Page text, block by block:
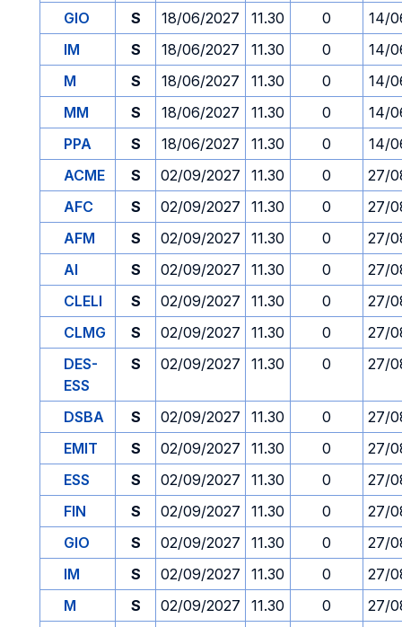
GIO
S 18/06/2027 11.30 0
14/
IM
S 18/06/2027 11.30 0
14/
M
S 18/06/2027 11.30 0
14/
MM
S 18/06/2027 11.30 0
14/
PPA
S 18/06/2027 11.30 0
14/
ACME
S 02/09/2027 11.30 0
27/
AFC
S 02/09/2027 11.30 0
27/
AFM
S 02/09/2027 11.30 0
27/
AI
S 02/09/2027 11.30 0
27/
CLELI
S 02/09/2027 11.30 0
27/
CLMG
S 02/09/2027 11.30 0
27/
DES-
ESS
S 02/09/2027 11.30 0 27/
DSBA S 02/09/2027 11.30 0
27/
EMIT
S 02/09/2027 11.30 0
27/
ESS
S 02/09/2027 11.30 0
27/
FIN
S 02/09/2027 11.30 0
27/
GIO
S 02/09/2027 11.30 0
27/
IM
S 02/09/2027 11.30 0
27/
M
S 02/09/2027 11.30 0 27/